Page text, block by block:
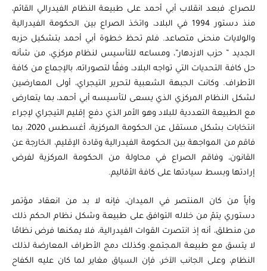
للصراع، فبعد انقلاب أبي أحمد على طبيعة النظام الفيدرالي القائم،
منذ دستور 1994 في البلاد، واتخذ الصراع بين الحكومة الفيدرالية
والولايات منحنى متصاعد. فلم تحظ خطوة أبي أحمد بتشكيل حزبه
الجديد ” حزب الازدهار”، ومساعه للتأسيس لنظام مركزي، من شأنه
حل كافة التحديات التي تواجه البلاد، وفقًا لتصوراته، بالإجماع من كافة
الأطراف. وكانت الجبهة الشعبية لتحرير التيجراي، أولى المعارضين
لشكل النظام المركزي الذي يسعى لتأسيسه أبي أحمد، بما يتعارض
مع الطبيعة التعددية للبلاد وهو الأمر الذي دفع إقليم التيجراي لإجراء
انتخابات بشكل مستقل عن الحكومة المركزية، أغسطس 2020، بما
فاقم من المواجهة بين الحكومة الفيدرالية وقادة الإقليم، الخارجة عن
القانون، وفاقم الصراع في محاولة من الحكومة المركزية لفرض
إرادتها وبسط سيادتها على كافة الأقاليم.
وأياً من كان المنتصر في الميدان، فإنه لا بد من انعقاد مؤتمر
دستوري يتمّ من خلاله التوافق على طبيعة وشكل نظام الحكم ذلك
من منطلق، أنه إذ انتصرت القوات الفيدرالية، فلا يمكنها فرض نظامًا
لا يتسق مع طبيعة المجتمع، وكذلك دمج الأطراف المعارضة لذلك
النظام، وعلى الجانب الآخر، فإن السياق مغاير لما كان عليه الكفاح